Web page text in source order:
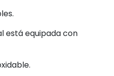
está equipada con